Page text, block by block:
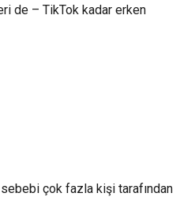
de – TikTok kadar erken
çok fazla kişi tarafından